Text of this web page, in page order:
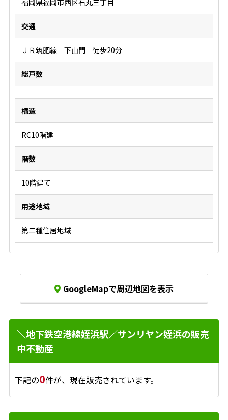
福岡県福岡市西区石丸三丁目
交通
ＪＲ筑肥線 下山門 徒歩20分
総戸数
構造
RC10階建
階数
10階建て
用途地域
第二種住居地域
GoogleMapで周辺地図を表示
＼地下鉄空港線姪浜駅／サンリヤン姪浜の販売
中不動産
下記の0件が、現在販売されています。